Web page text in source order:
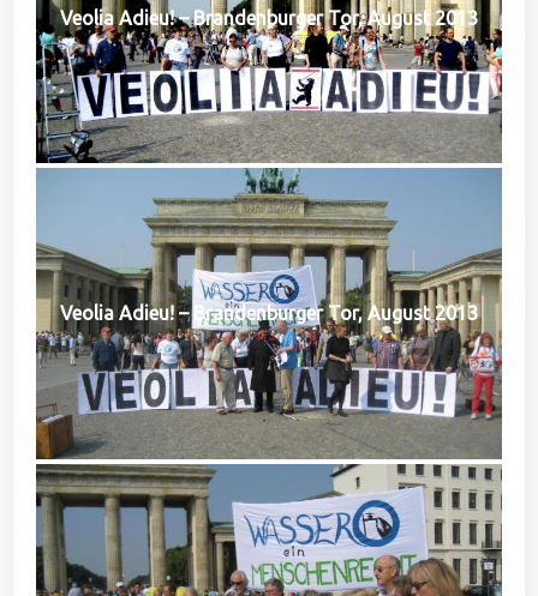
Veolia Adieu! – Brandenburger Tor, August 2013
Veolia Adieu! – Brandenburger Tor, August 2013